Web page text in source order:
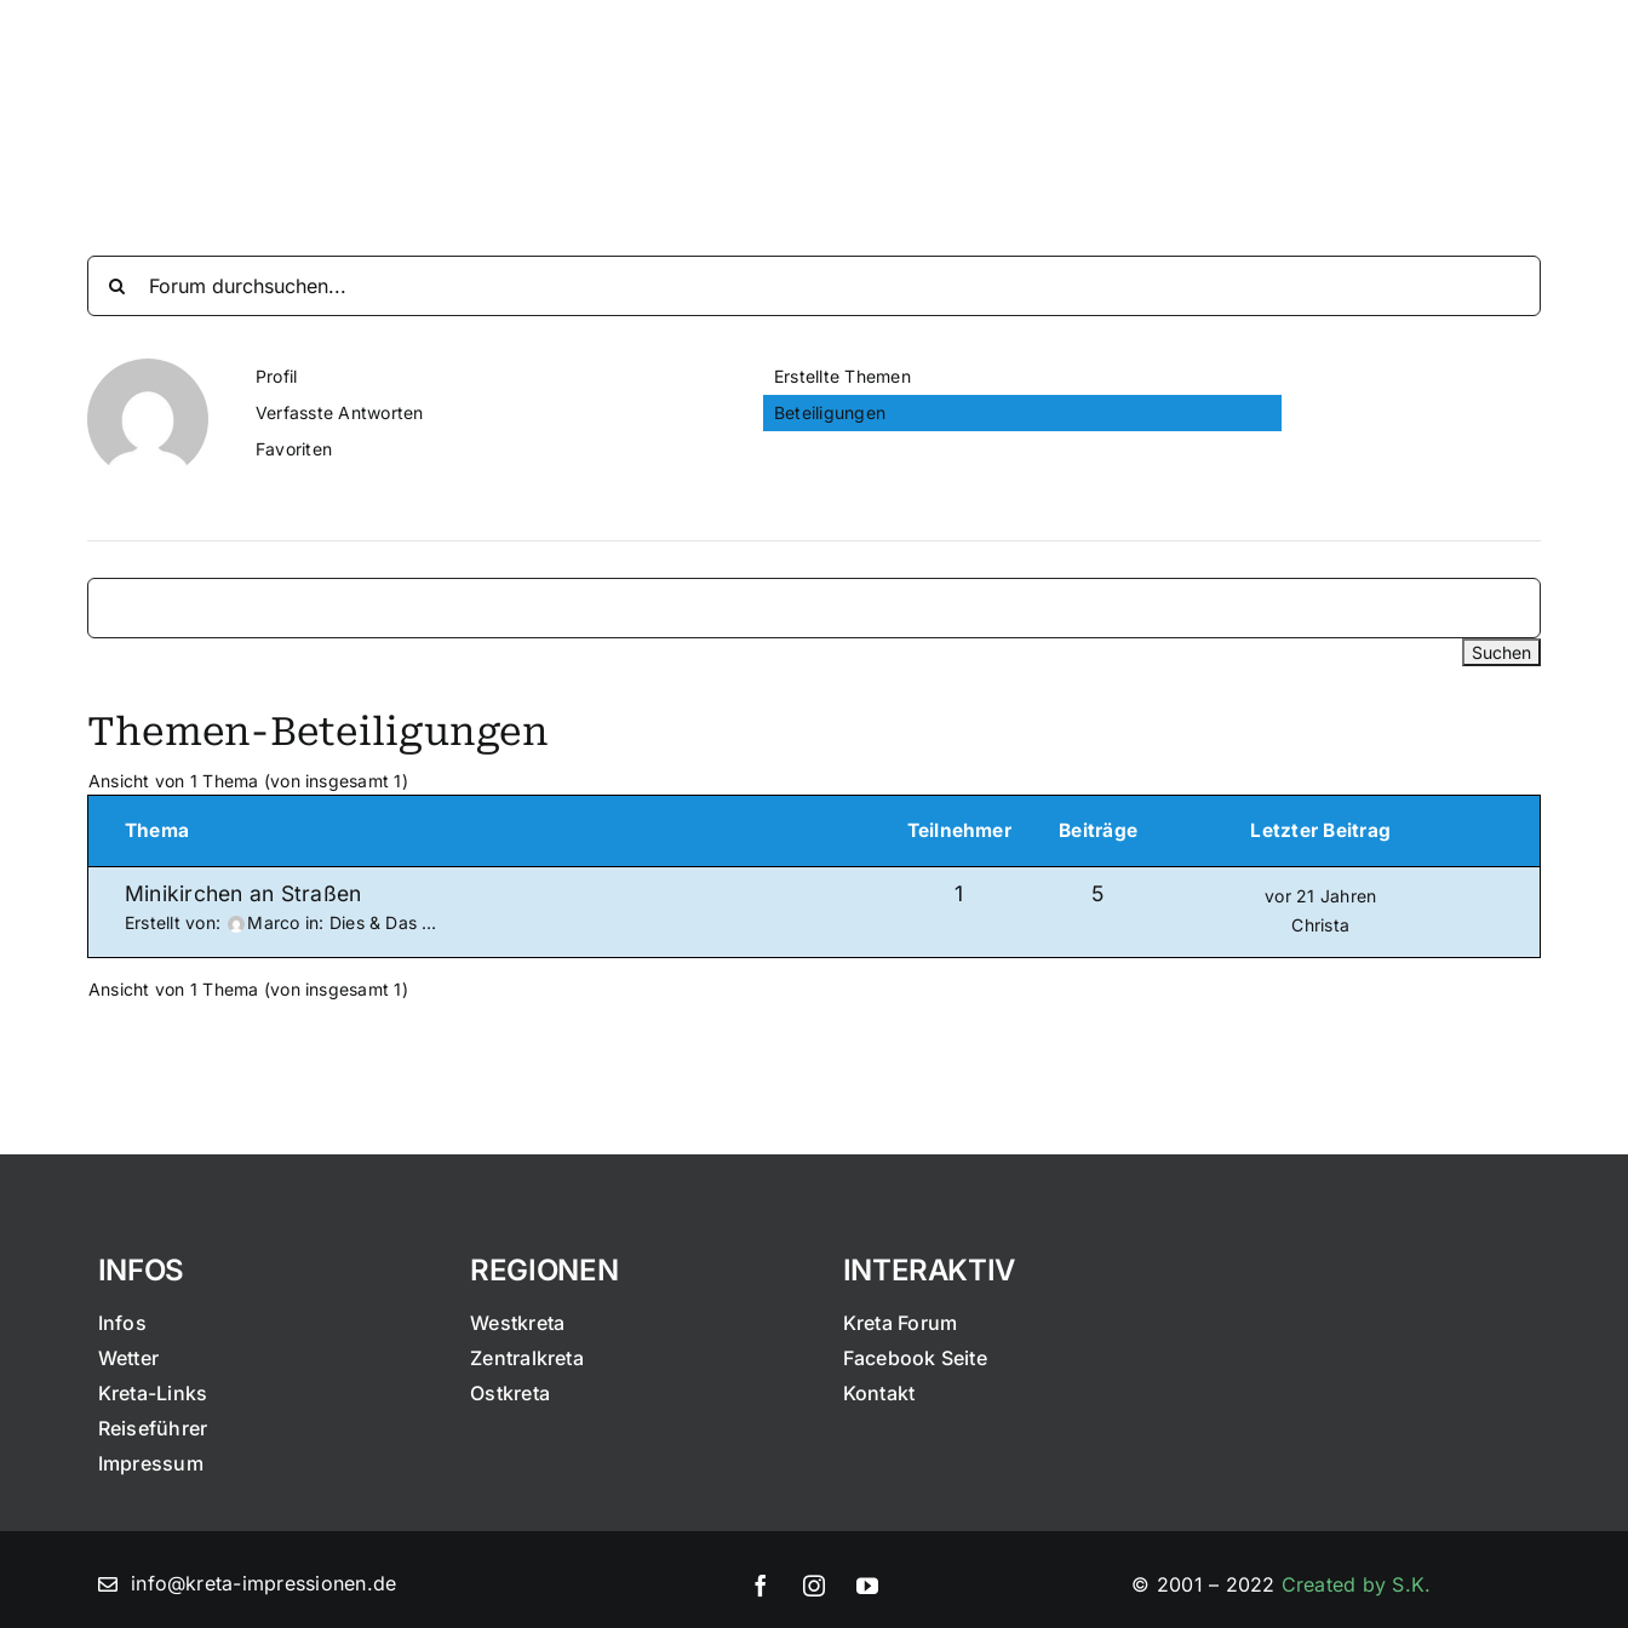
Profil
Erstellte Themen
Verfasste Antworten
Beteiligungen
Favoriten
Themen-Beteiligungen
Ansicht von 1 Thema (von insgesamt 1)
Thema Teilnehmer Beiträge Letzter Beitrag
Minikirchen an Straßen
Erstellt von: Marco in: Dies & Das …
1 5
vor 21 Jahren
Christa
Ansicht von 1 Thema (von insgesamt 1)
INFOS
Infos
Wetter
Kreta-Links
Reiseführer
Impressum
REGIONEN
Westkreta
Zentralkreta
Ostkreta
INTERAKTIV
Kreta Forum
Facebook Seite
Kontakt
info@kreta-impressionen.de © 2001 – 2022 Created by S.K.